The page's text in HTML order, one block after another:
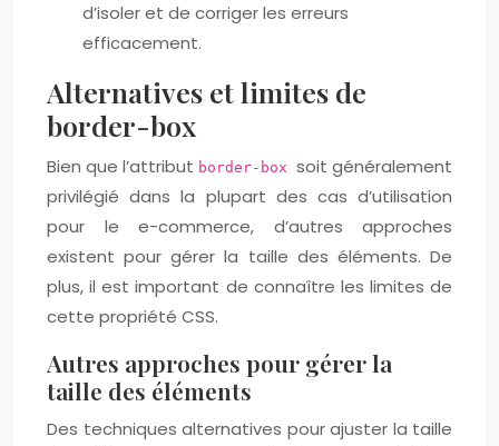
d’isoler et de corriger les erreurs
efficacement.
Alternatives et limites de
border-box
Bien que l’attribut border-box soit généralement
privilégié dans la plupart des cas d’utilisation
pour le e-commerce, d’autres approches
existent pour gérer la taille des éléments. De
plus, il est important de connaître les limites de
cette propriété CSS.
Autres approches pour gérer la
taille des éléments
Des techniques alternatives pour ajuster la taille